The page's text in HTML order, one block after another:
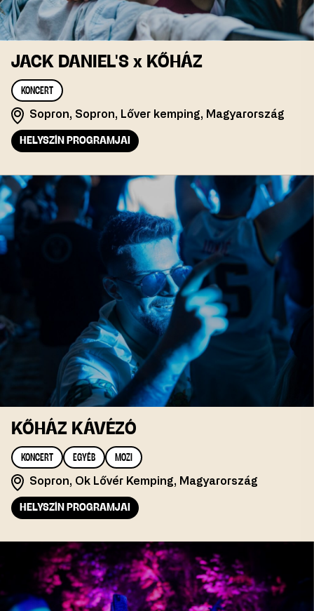
JACK DANIEL'S x KŐHÁZ
KONCERT
Sopron, Sopron, Lőver kemping, Magyarország
HELYSZÍN PROGRAMJAI
KŐHÁZ KÁVÉZÓ
KONCERT EGYÉB MOZI
Sopron, Ok Lővér Kemping, Magyarország
HELYSZÍN PROGRAMJAI